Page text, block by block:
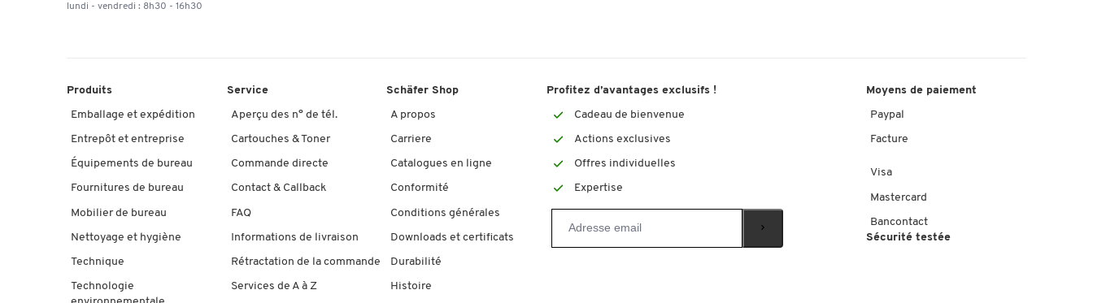
lundi - vendredi : 8h30 - 16h30
Produits
Emballage et expédition
Entrepôt et entreprise
Équipements de bureau
Fournitures de bureau
Mobilier de bureau
Nettoyage et hygiène
Technique
Technologie
Service
Aperçu des n° de tél.
Cartouches & Toner
Commande directe
Contact & Callback
FAQ
Informations de livraison
Rétractation de la commande
Services de A à Z
Schäfer Shop
A propos
Carriere
Catalogues en ligne
Conformité
Conditions générales
Downloads et certificats
Durabilité
Histoire
Profitez d’avantages exclusifs !
Cadeau de bienvenue
Actions exclusives
Offres individuelles
Expertise
Moyens de paiement
Paypal
Facture
Visa
Mastercard
Bancontact
Sécurité testée